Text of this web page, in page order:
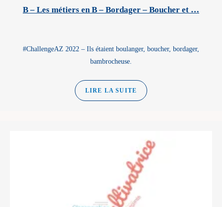
B – Les métiers en B – Bordager – Boucher et …
#ChallengeAZ 2022 – Ils étaient boulanger, boucher, bordager,
bambrocheuse.
LIRE LA SUITE